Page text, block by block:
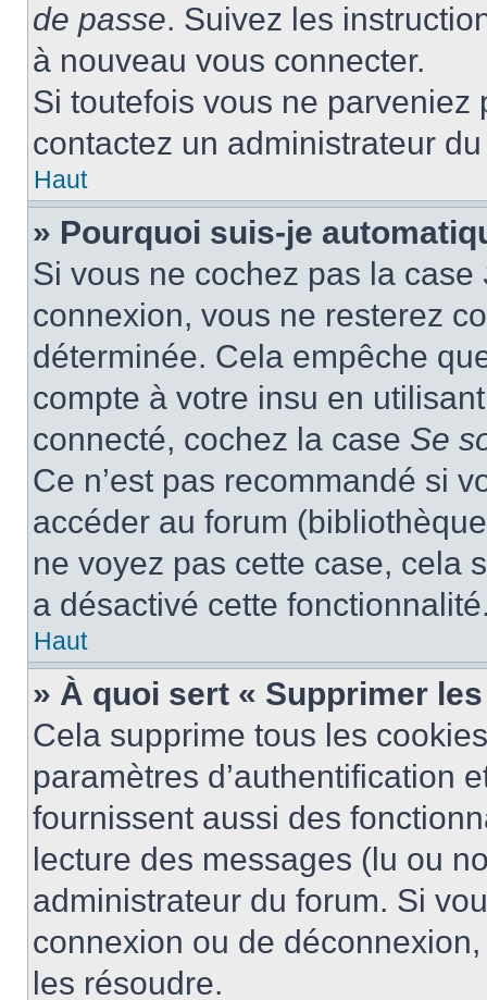
de passe. Suivez les
à nouveau vous connecter.
Si toutefois vous ne
contactez un administrateur
Haut
» Pourquoi suis-je
Si vous ne cochez pas la case
connexion, vous ne resterez
déterminée. Cela empêche
compte à votre insu en
connecté, cochez la case Se
Ce n’est pas recommandé si
accéder au forum
ne voyez pas cette case, cela
a désactivé cette
Haut
» À quoi sert « Supprimer
Cela supprime tous les
paramètres d’authentification
fournissent aussi des
lecture des messages (lu ou
administrateur du forum. Si
connexion ou de
les résoudre.